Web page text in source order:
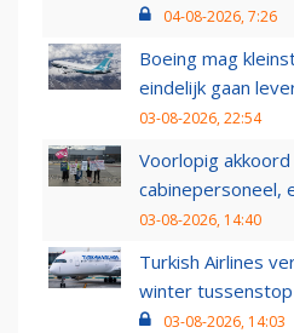
04-08-2026, 7:26
Boeing mag
eindelijk gaan
03-08-2026, 22:54
Voorlopig
cabinepersoneel,
03-08-2026, 14:40
Turkish Airlines
winter
03-08-2026, 14:03